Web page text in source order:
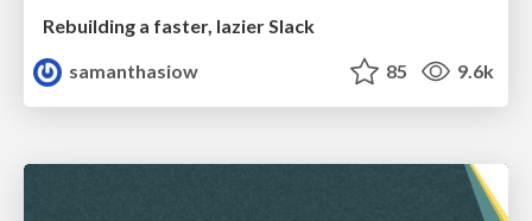
Rebuilding a faster, lazier Slack
samanthasiow
85 9.6k